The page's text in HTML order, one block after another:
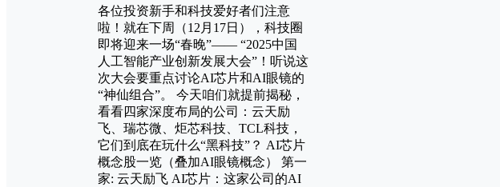
各位投资新手和科技爱好者们注意
啦！就在下周（12月17日），科技圈
即将迎来一场“春晚”—— “2025中国
人工智能产业创新发展大会”！听说这
次大会要重点讨论AI芯片和AI眼镜的
“神仙组合”。 今天咱们就提前揭秘，
看看四家深度布局的公司：云天励
飞、瑞芯微、炬芯科技、TCL科技，
它们到底在玩什么“黑科技”？ AI芯片
概念股一览（叠加AI眼镜概念） 第一
家: 云天励飞 AI芯片：这家公司的AI